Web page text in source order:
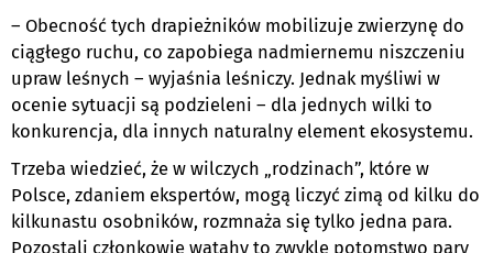
– Obecność tych drapieżników mobilizuje zwierzynę do
ciągłego ruchu, co zapobiega nadmiernemu niszczeniu
upraw leśnych – wyjaśnia leśniczy. Jednak myśliwi w
ocenie sytuacji są podzieleni – dla jednych wilki to
konkurencja, dla innych naturalny element ekosystemu.
Trzeba wiedzieć, że w wilczych „rodzinach”, które w
Polsce, zdaniem ekspertów, mogą liczyć zimą od kilku do
kilkunastu osobników, rozmnaża się tylko jedna para.
Pozostali członkowie watahy to zwykle potomstwo pary